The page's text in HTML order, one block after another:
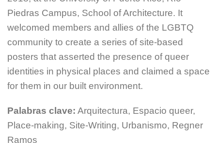
Piedras Campus, School of Architecture. It
welcomed members and allies of the LGBTQ
community to create a series of site-based
posters that asserted the presence of queer
identities in physical places and claimed a space
for them in our built environment.
Palabras clave: Arquitectura, Espacio queer,
Place-making, Site-Writing, Urbanismo, Regner
Ramos